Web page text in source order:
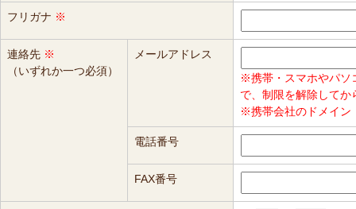
フリガナ ※
連絡先 ※
（いずれか一つ必須）
メールアドレス
※携帯・スマホやパソ
で、制限を解除して
※携帯会社のドメイン
電話番号
FAX番号